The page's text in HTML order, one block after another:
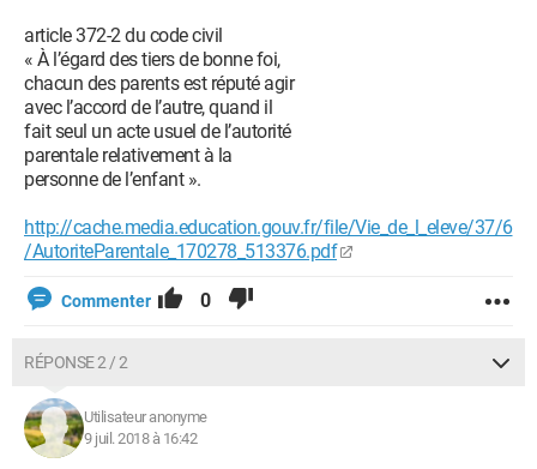
article 372-2 du code civil
« À l’égard des tiers de bonne foi,
chacun des parents est réputé agir
avec l’accord de l’autre, quand il
fait seul un acte usuel de l’autorité
parentale relativement à la
personne de l’enfant ».
http://cache.media.education.gouv.fr/file/Vie_de_l_eleve/37/6
/AutoriteParentale_170278_513376.pdf
Commenter 0
RÉPONSE 2 / 2
Utilisateur anonyme
9 juil. 2018 à 16:42